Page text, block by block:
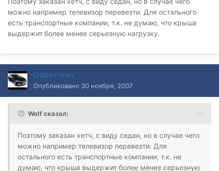
можно например телевизор перевезти. Для остального
есть транспортные компании, т.к. не думаю, что крыша
выдержит более менее серьезную нагрузку.
Doberman
Опубликовано 30 ноября, 2007
Wolf сказал:
Поэтому заказан хетч, с виду седан, но в случае чего
можно например телевизор перевезти. Для
остального есть транспортные компании, т.к. не
думаю, что крыша выдержит более менее серьезную